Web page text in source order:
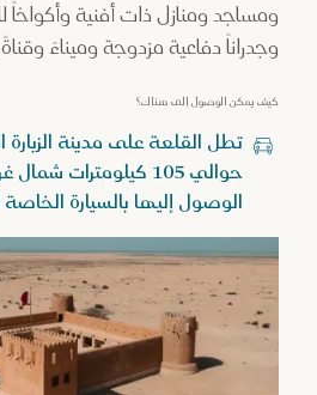
ومساجد ومنازل ذات أفنية وأكواخاً
وجدراناً دفاعية مزدوجة وميناءً
كيف يمكن الوصول إلى هناك؟
تطل القلعة على مدينة
حوالي 105 كيلومترات
الوصول إليها بالسيارة الخاصة